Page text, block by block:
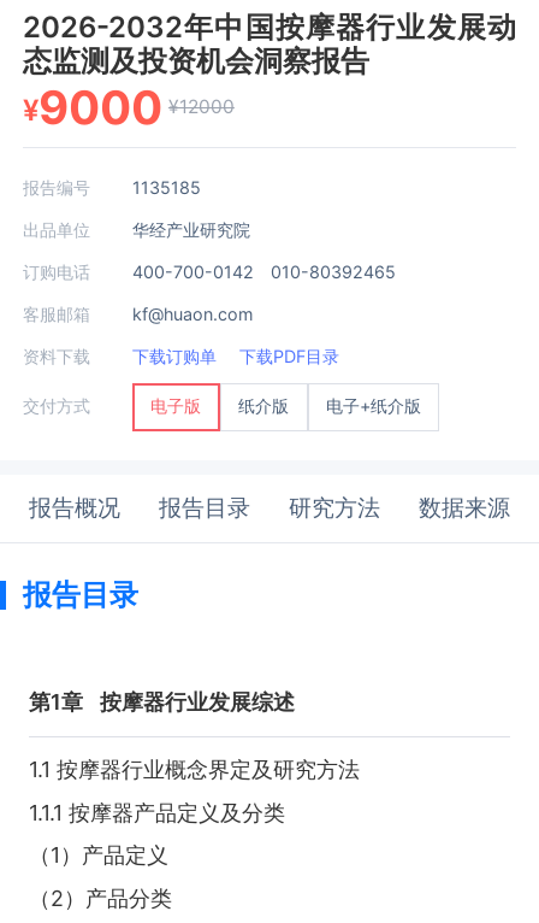
2026-2032年中国按摩器行业发展动
态监测及投资机会洞察报告
¥9000 ¥12000
报告编号 1135185
出品单位 华经产业研究院
订购电话 400-700-0142 010-80392465
客服邮箱 kf@huaon.com
资料下载 下载订购单 下载PDF目录
交付方式 电子版 纸介版 电子+纸介版
报告概况 报告目录 研究方法 数据来源
报告目录
第1章 按摩器行业发展综述
1.1 按摩器行业概念界定及研究方法
1.1.1 按摩器产品定义及分类
（1）产品定义
（2）产品分类